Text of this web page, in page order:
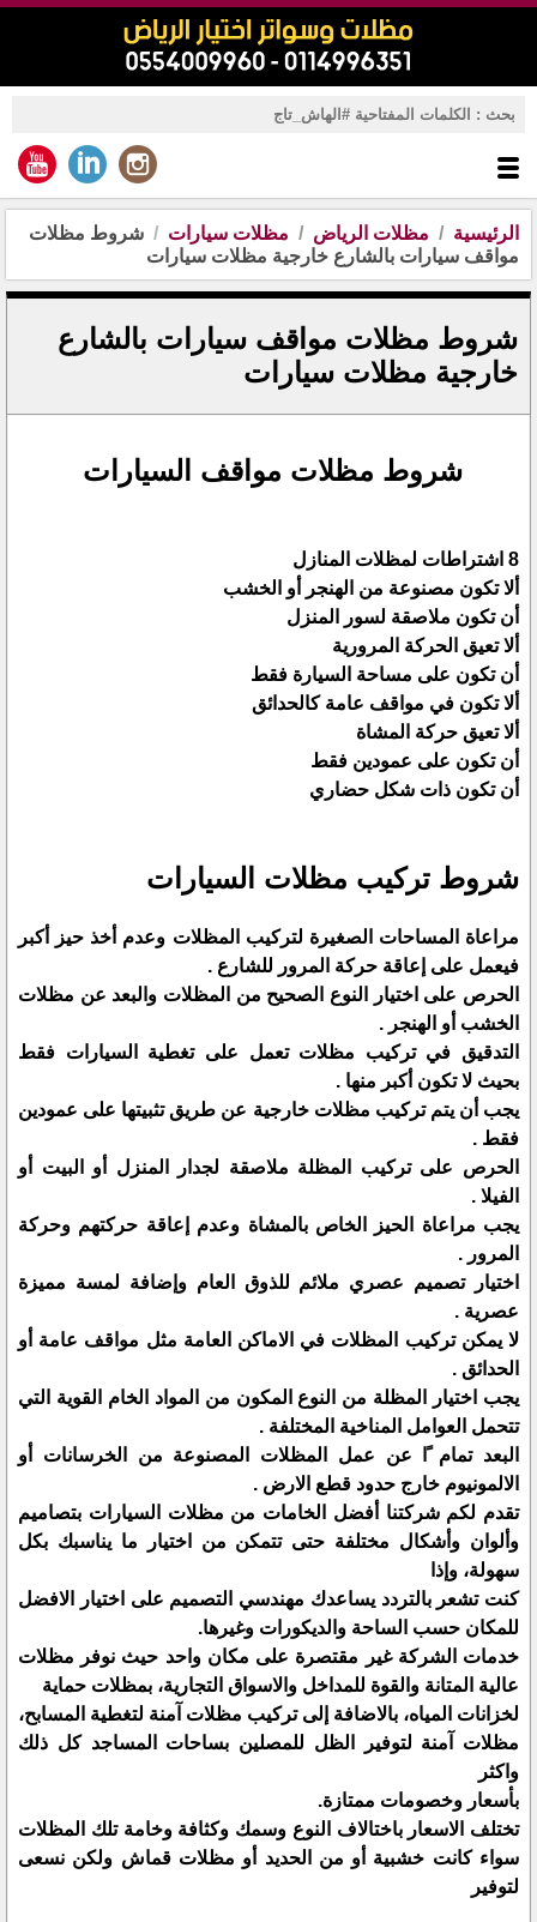
الرئيسية مظلات الرياض مظلات سيارات
شروط مظلات
مواقف سيارات بالشارع خارجية مظلات سيارات
شروط مظلات مواقف سيارات بالشارع
خارجية مظلات سيارات
شروط مظلات مواقف السيارات
8 اشتراطات لمظلات المنازل
ألا تكون مصنوعة من الهنجر أو الخشب
أن تكون ملاصقة لسور المنزل
ألا تعيق الحركة المرورية
أن تكون على مساحة السيارة فقط
ألا تكون في مواقف عامة كالحدائق
ألا تعيق حركة المشاة
أن تكون على عمودين فقط
أن تكون ذات شكل حضاري
شروط تركيب مظلات السيارات
مراعاة المساحات الصغيرة لتركيب المظلات وعدم أخذ حيز أكبر
فيعمل على إعاقة حركة المرور للشارع .
الحرص على اختيار النوع الصحيح من المظلات والبعد عن مظلات
الخشب أو الهنجر .
التدقيق في تركيب مظلات تعمل على تغطية السيارات فقط
بحيث لا تكون أكبر منها .
يجب أن يتم تركيب مظلات خارجية عن طريق تثبيتها على عمودين
فقط .
الحرص على تركيب المظلة ملاصقة لجدار المنزل أو البيت أو
الفيلا .
يجب مراعاة الحيز الخاص بالمشاة وعدم إعاقة حركتهم وحركة
المرور .
اختيار تصميم عصري ملائم للذوق العام وإضافة لمسة مميزة
عصرية .
لا يمكن تركيب المظلات في الاماكن العامة مثل مواقف عامة أو
الحدائق .
يجب اختيار المظلة من النوع المكون من المواد الخام القوية التي
تتحمل العوامل المناخية المختلفة .
البعد تمام ًا عن عمل المظلات المصنوعة من الخرسانات أو
الالمونيوم خارج حدود قطع الارض .
تقدم لكم شركتنا أفضل الخامات من مظلات السيارات بتصاميم
وألوان وأشكال مختلفة حتى تتمكن من اختيار ما يناسبك بكل
سهولة، وإذا
كنت تشعر بالتردد يساعدك مهندسي التصميم على اختيار الافضل
للمكان حسب الساحة والديكورات وغيرها.
خدمات الشركة غير مقتصرة على مكان واحد حيث نوفر مظلات
عالية المتانة والقوة للمداخل والاسواق التجارية، بمظلات حماية
لخزانات المياه، بالاضافة إلى تركيب مظلات آمنة لتغطية المسابح،
مظلات آمنة لتوفير الظل للمصلين بساحات المساجد كل ذلك
واكثر
بأسعار وخصومات ممتازة.
تختلف الاسعار باختالاف النوع وسمك وكثافة وخامة تلك المظلات
سواء كانت خشبية أو من الحديد أو مظلات قماش ولكن نسعى
لتوفير